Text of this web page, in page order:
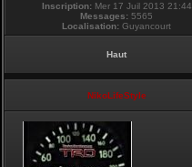
Inscription:Mer 17 Juil 2013 21:44
Messages: 5565
Localisation: Guyancourt
Haut
NikoLifeStyle